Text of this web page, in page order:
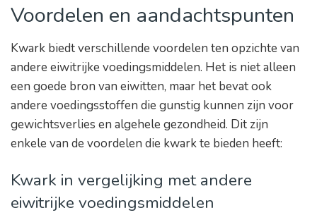
Voordelen en aandachtspunten
Kwark biedt verschillende voordelen ten opzichte van
andere eiwitrijke voedingsmiddelen. Het is niet alleen
een goede bron van eiwitten, maar het bevat ook
andere voedingsstoffen die gunstig kunnen zijn voor
gewichtsverlies en algehele gezondheid. Dit zijn
enkele van de voordelen die kwark te bieden heeft:
Kwark in vergelijking met andere
eiwitrijke voedingsmiddelen